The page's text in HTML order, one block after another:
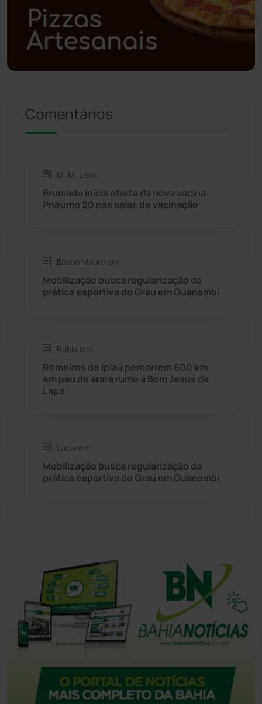
Polícia Militar (27)
Política (03)
Presidente Jânio Qu... (125)
Rio de Contas
Rio do Antônio
Rio do Pires
Seabra
Sebastião Laranjeiras (96)
Sudoeste Baiano
Tanhaçu
Comentários
M. M. L em:
Brumado inicia oferta da nova vacina
Pneumo 20 nas salas de vacinação
Edson Mauro em:
Mobilização busca regularização da
prática esportiva do Grau em Guanambi
Rúbia em:
Romeiros de Ipiaú percorrem 600 km
em pau de arara rumo a Bom Jesus da
Lapa
Lúcia em:
Mobilização busca regularização da
prática esportiva do Grau em Guanambi